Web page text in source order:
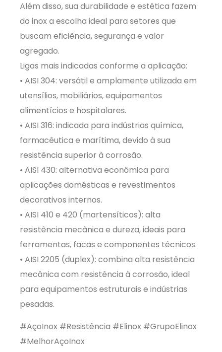
Além disso, sua durabilidade e estética fazem
do inox a escolha ideal para setores que
buscam eficiência, segurança e valor
agregado.
Ligas mais indicadas conforme a aplicação:
• AISI 304: versátil e amplamente utilizada em
utensílios, mobiliários, equipamentos
alimentícios e hospitalares.
• AISI 316: indicada para indústrias química,
farmacêutica e marítima, devido à sua
resistência superior à corrosão.
• AISI 430: alternativa econômica para
aplicações domésticas e revestimentos
decorativos internos.
• AISI 410 e 420 (martensíticos): alta
resistência mecânica e dureza, ideais para
ferramentas, facas e componentes técnicos.
• AISI 2205 (duplex): combina alta resistência
mecânica com resistência à corrosão, ideal
para equipamentos estruturais e indústrias
pesadas.
#AçoInox #Resistência #Elinox #GrupoElinox
#MelhorAçoInox